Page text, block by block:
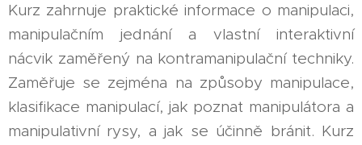
Kurz zahrnuje praktické informace o manipulaci,
manipulačním jednání a vlastní interaktivní
nácvik zaměřený na kontramanipulační techniky.
Zaměřuje se zejména na způsoby manipulace,
klasifikace manipulací, jak poznat manipulátora a
manipulativní rysy, a jak se účinně bránit. Kurz